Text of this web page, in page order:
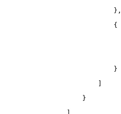
} ,
{
}
]
}